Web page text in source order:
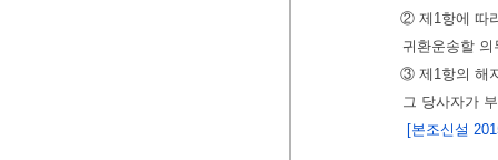
② 제1항에 따
귀환운송할
③ 제1항의 해
그 당사자가
[본조신설